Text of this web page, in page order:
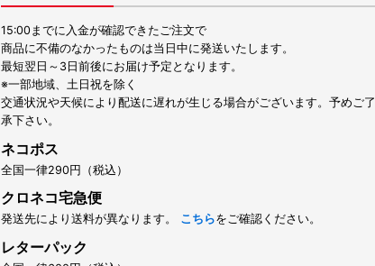
15:00までに入金が確認できたご注文で
商品に不備のなかったものは当日中に発送いたします。
最短翌日～3日前後にお届け予定となります。
※一部地域、土日祝を除く
交通状況や天候により配送に遅れが生じる場合がございます。予めご了
承下さい。
ネコポス
全国一律290円（税込）
クロネコ宅急便
発送先により送料が異なります。 こちらをご確認ください。
レターパック